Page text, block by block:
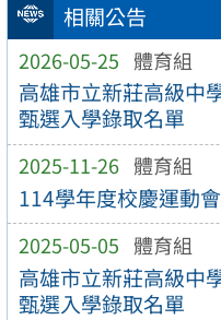
相關公告
2026-05-25 體育組
高雄市立新莊高級中
甄選入學錄取名單
2025-11-26 體育組
114學年度校慶運動
2025-05-05 體育組
高雄市立新莊高級中
甄選入學錄取名單